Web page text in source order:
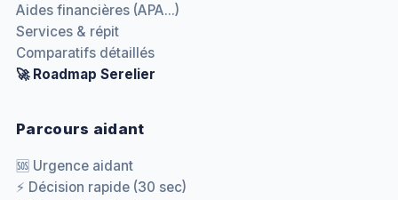
Aides financières (APA...)
Services & répit
Comparatifs détaillés
🚀 Roadmap Serelier
Parcours aidant
🆘 Urgence aidant
⚡ Décision rapide (30 sec)